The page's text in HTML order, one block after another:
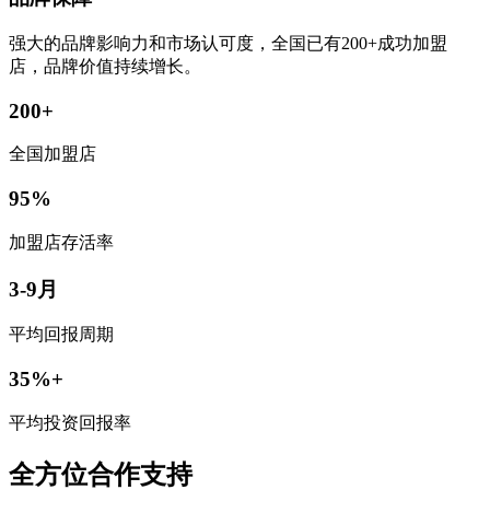
强大的品牌影响力和市场认可度，全国已有200+成功加盟
店，品牌价值持续增长。
200+
全国加盟店
95%
加盟店存活率
3-9月
平均回报周期
35%+
平均投资回报率
全方位合作支持